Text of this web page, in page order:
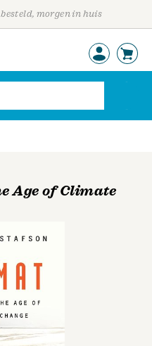
morgen in huis
Age of Climate